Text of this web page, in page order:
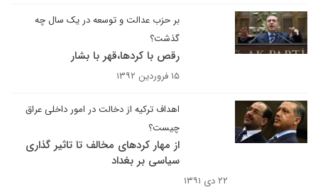
بر حزب عدالت و توسعه در یک سال چه
گذشت؟
رقص با کردها،قهر با بشار
۱۵ فروردین ۱۳۹۲
اهداف ترکیه از دخالت در امور داخلی عراق
چیست؟
از مهار کردهای مخالف تا تاثیر گذاری
سیاسی بر بغداد
۲۲ دی ۱۳۹۱